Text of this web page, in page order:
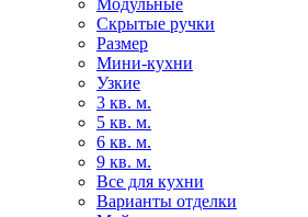
Модульные
Скрытые ручки
Размер
Мини-кухни
Узкие
3 кв. м.
5 кв. м.
6 кв. м.
9 кв. м.
Все для кухни
Варианты отделки